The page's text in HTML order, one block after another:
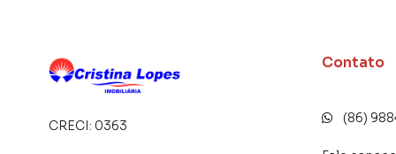
altamente atrativa para aqueles que desejam
desenvolvimento. Agende uma visita e
Não perca a chance de fazer parte deste
CRECI: 0363
Contato
(86)